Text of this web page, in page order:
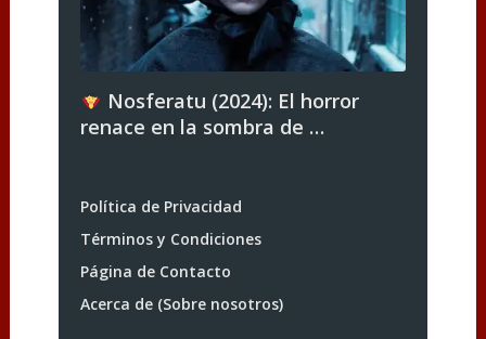
Nosferatu (2024): El horror
renace en la sombra de …
Política de Privacidad
Términos y Condiciones
Página de Contacto
Acerca de (Sobre nosotros)